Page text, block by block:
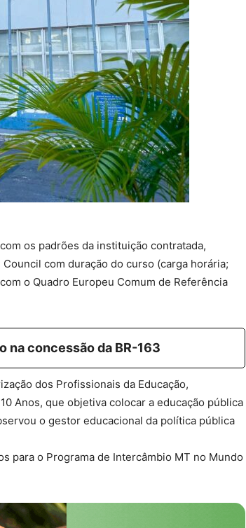
os padrões da instituição contratada,
com duração do curso (carga horária;
o Quadro Europeu Comum de Referência
na concessão da BR-163
dos Profissionais da Educação,
Anos, que objetiva colocar a educação pública
o gestor educacional da política pública
para o Programa de Intercâmbio MT no Mundo